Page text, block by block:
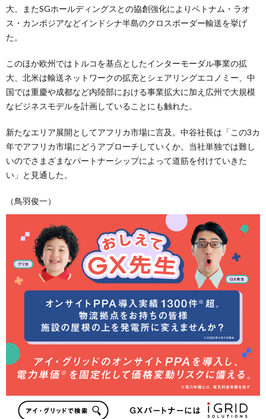
大、またSGホールディングスとの協創強化によりベトナム・ラオ
ス・カンボジアなどインドシナ半島のクロスボーダー輸送を挙げ
た。
このほか欧州ではトルコを基点としたインターモーダル事業の拡
大、北米は輸送ネットワークの拡充とシェアリングエコノミー、中
国では重慶や成都など内陸部における事業拡大に加え広州で大規模
なビジネスモデルを計画していることにも触れた。
新たなエリア展開としてアフリカ市場に言及。中谷社長は「この3カ
年でアフリカ市場にどうアプローチしていくか。当社単独では難し
いのでさまざまなパートナーシップによって道筋を付けていきた
い」と見通した。
（鳥羽俊一）